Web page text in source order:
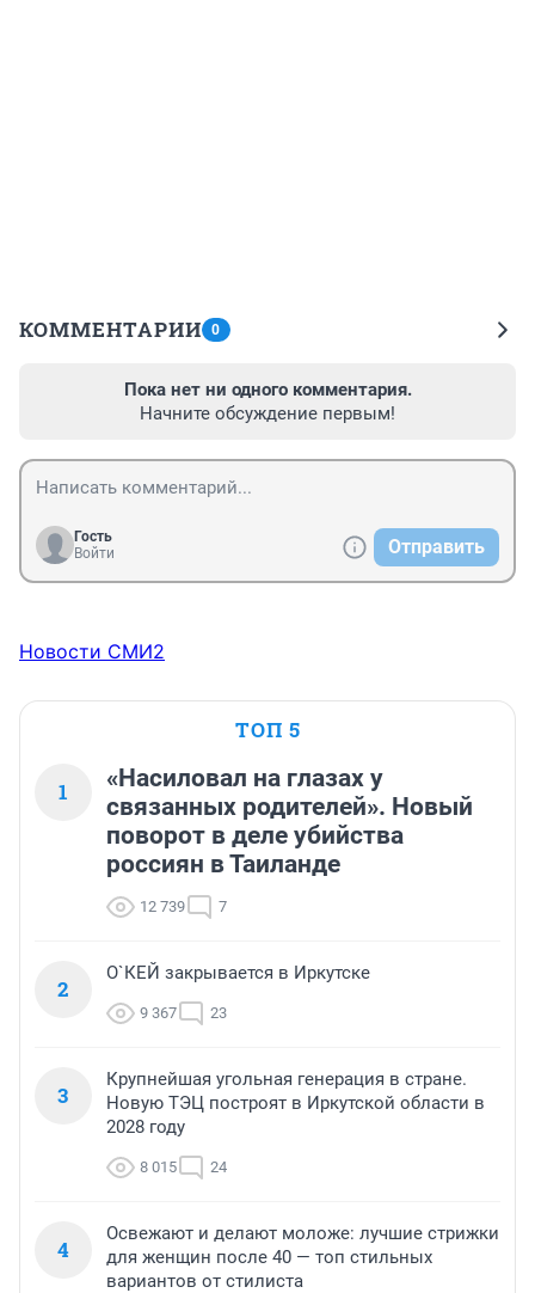
КОММЕНТАРИИ 0
Пока нет ни одного комментария.
Начните обсуждение первым!
Гость
Войти
Отправить
Новости СМИ2
ТОП 5
1
«Насиловал на глазах у
связанных родителей». Новый
поворот в деле убийства
россиян в Таиланде
12 739 7
2
О`КЕЙ закрывается в Иркутске
9 367 23
3
Крупнейшая угольная генерация в стране.
Новую ТЭЦ построят в Иркутской области в
2028 году
8 015 24
4
Освежают и делают моложе: лучшие стрижки
для женщин после 40 — топ стильных
вариантов от стилиста